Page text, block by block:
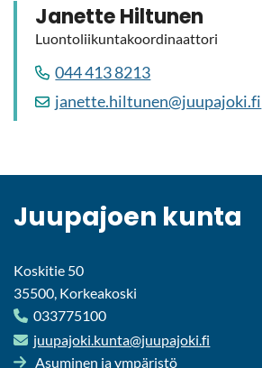
Ja­net­te Hil­tu­nen
Luon­to­lii­kun­ta­koor­di­naat­to­ri
044 413 8213
ja­net­te.hil­tu­nen@juu­pa­jo­ki.fi
Juu­pa­joen kunta
Koskitie 50
35500, Korkeakoski
033775100
juu­pa­jo­ki.kunta@juu­pa­jo­ki.fi
Asu­mi­nen ja ym­pä­ris­tö